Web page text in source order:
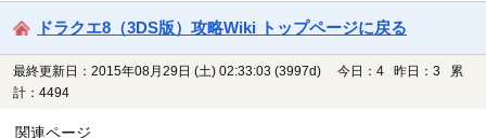
ドラクエ8（3DS版）攻略Wiki トップページに戻る
最終更新日：2015年08月29日 (土) 02:33:03 (3997d)
今日：4 昨日：3 累
計：4494
関連ページ